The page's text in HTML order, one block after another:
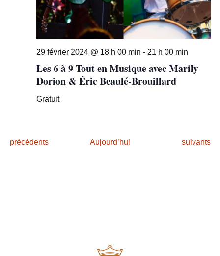
Les 6 à 9 Tout en Musique avec Marily
Dorion & Éric Beaulé-Brouillard
29 février 2024 @ 18 h 00 min - 21 h 00 min
Gratuit
É
précédents Aujourd’hui
É
suivants